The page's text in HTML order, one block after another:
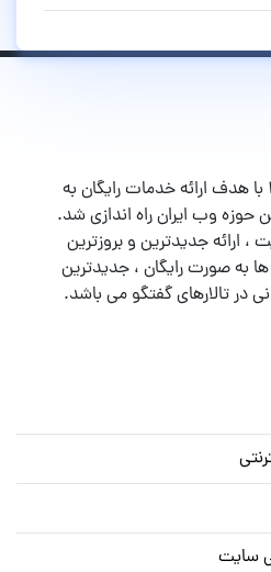
پرشین اسکریپت در سال ۱۳۸۶ با هدف ارائه خدمات رایگان به
حوزه وب ایران راه اندازی شد.
ارائه جدیدترین و بروزترین
به صورت رایگان ، جدیدترین
در تالارهای گفتگو می باشد.
سایت